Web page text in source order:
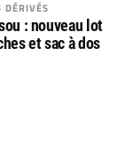
DÉRIVÉS
: nouveau lot
et sac à dos